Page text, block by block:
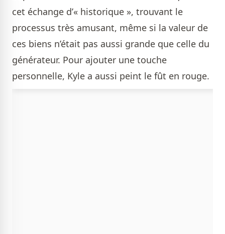
cet échange d’« historique », trouvant le
processus très amusant, même si la valeur de
ces biens n’était pas aussi grande que celle du
générateur. Pour ajouter une touche
personnelle, Kyle a aussi peint le fût en rouge.